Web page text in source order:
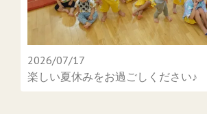
2026/07/17
楽しい夏休みをお過ごしください♪